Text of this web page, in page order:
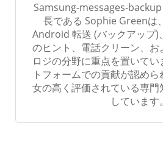
Samsung-messages-
長である Sophie Greenは
Android 転送 (バックアップ
のヒント、電話クリーン、お
ロジの分野に重点を置いて
トフォームでの貢献が認め
女の高く評価されている専
しています。